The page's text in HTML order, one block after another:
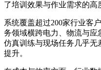
了培训效果与作业需求的高
系统覆盖超过200家行业客
务领域横跨电力、物流与应
仿真训练与现场任务几乎无
提升。